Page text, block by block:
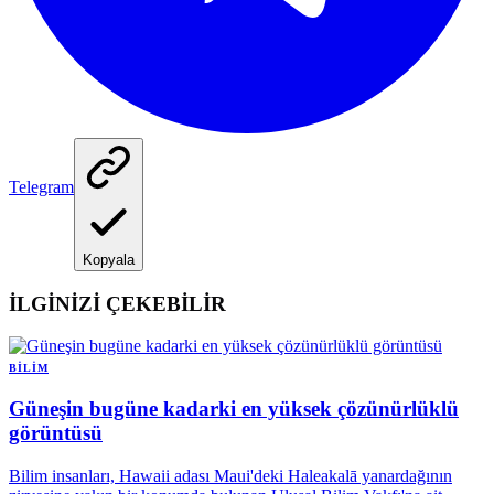
Telegram
Kopyala
İLGİNİZİ ÇEKEBİLİR
BILIM
Güneşin bugüne kadarki en yüksek çözünürlüklü
görüntüsü
Bilim insanları, Hawaii adası Maui'deki Haleakalā yanardağının